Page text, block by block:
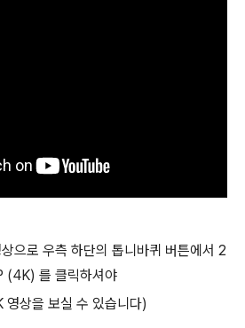
으로 우측 하단의 톱니바퀴 버튼에서 2
(4K) 를 클릭하셔야
영상을 보실 수 있습니다)